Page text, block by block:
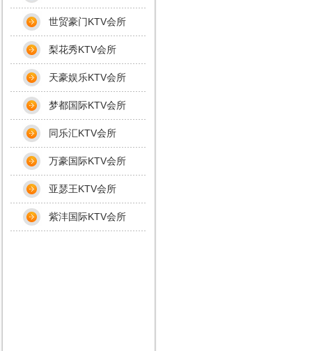
世贸豪门KTV会所
梨花秀KTV会所
天豪娱乐KTV会所
梦都国际KTV会所
同乐汇KTV会所
万豪国际KTV会所
亚瑟王KTV会所
紫沣国际KTV会所